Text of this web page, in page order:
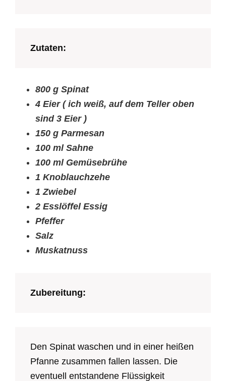
Zutaten:
800 g Spinat
4 Eier ( ich weiß, auf dem Teller oben
sind 3 Eier )
150 g Parmesan
100 ml Sahne
100 ml Gemüsebrühe
1 Knoblauchzehe
1 Zwiebel
2 Esslöffel Essig
Pfeffer
Salz
Muskatnuss
Zubereitung:
Den Spinat waschen und in einer heißen
Pfanne zusammen fallen lassen. Die
eventuell entstandene Flüssigkeit